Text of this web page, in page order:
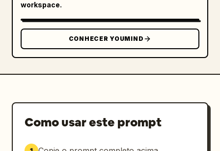
workspace.
CONHECER YOUMIND
Como usar este prompt